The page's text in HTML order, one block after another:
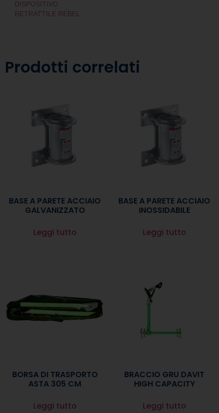
DISPOSITIVO
RETRATTILE REBEL
Prodotti correlati
BASE A PARETE ACCIAIO
GALVANIZZATO
Leggi tutto
BASE A PARETE ACCIAIO
INOSSIDABILE
Leggi tutto
BORSA DI TRASPORTO
ASTA 305 CM
Leggi tutto
BRACCIO GRU DAVIT
HIGH CAPACITY
Leggi tutto